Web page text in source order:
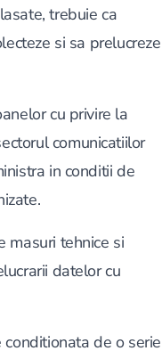
trebuie ca
si sa prelucreze
cu privire la
comunicatiilor
in conditii de
masuri tehnice si
datelor cu
de o serie